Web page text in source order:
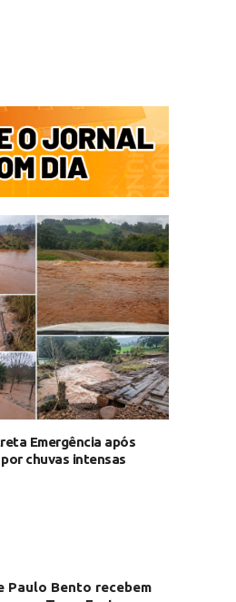
Emergência após
chuvas intensas
Paulo Bento recebem